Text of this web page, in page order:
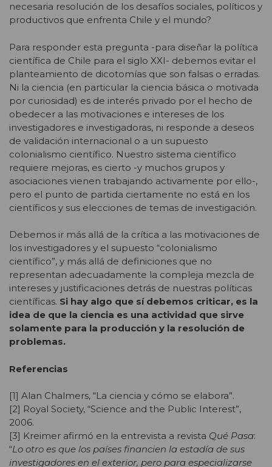
necesaria resolución de los desafíos sociales, políticos y
productivos que enfrenta Chile y el mundo?
Para responder esta pregunta -para diseñar la política
científica de Chile para el siglo XXI- debemos evitar el
planteamiento de dicotomías que son falsas o erradas.
Ni la ciencia (en particular la ciencia básica o motivada
por curiosidad) es de interés privado por el hecho de
obedecer a las motivaciones e intereses de los
investigadores e investigadoras, ni responde a deseos
de validación internacional o a un supuesto
colonialismo científico. Nuestro sistema científico
requiere mejoras, es cierto -y muchos grupos y
asociaciones vienen trabajando activamente por ello-,
pero el punto de partida ciertamente no está en los
científicos y sus elecciones de temas de investigación.
Debemos ir más allá de la crítica a las motivaciones de
los investigadores y el supuesto “colonialismo
científico”, y más allá de definiciones que no
representan adecuadamente la compleja mezcla de
intereses y justificaciones detrás de nuestras políticas
científicas. Si hay algo que sí debemos criticar, es la
idea de que la ciencia es una actividad que sirve
solamente para la producción y la resolución de
problemas.
Referencias
[1] Alan Chalmers, “La ciencia y cómo se elabora”.
[2] Royal Society, “Science and the Public Interest”,
2006.
[3] Kreimer afirmó en la entrevista a revista Qué Pasa:
“Lo otro es que los países financien la estadía de sus
investigadores en el exterior, pero para especializarse